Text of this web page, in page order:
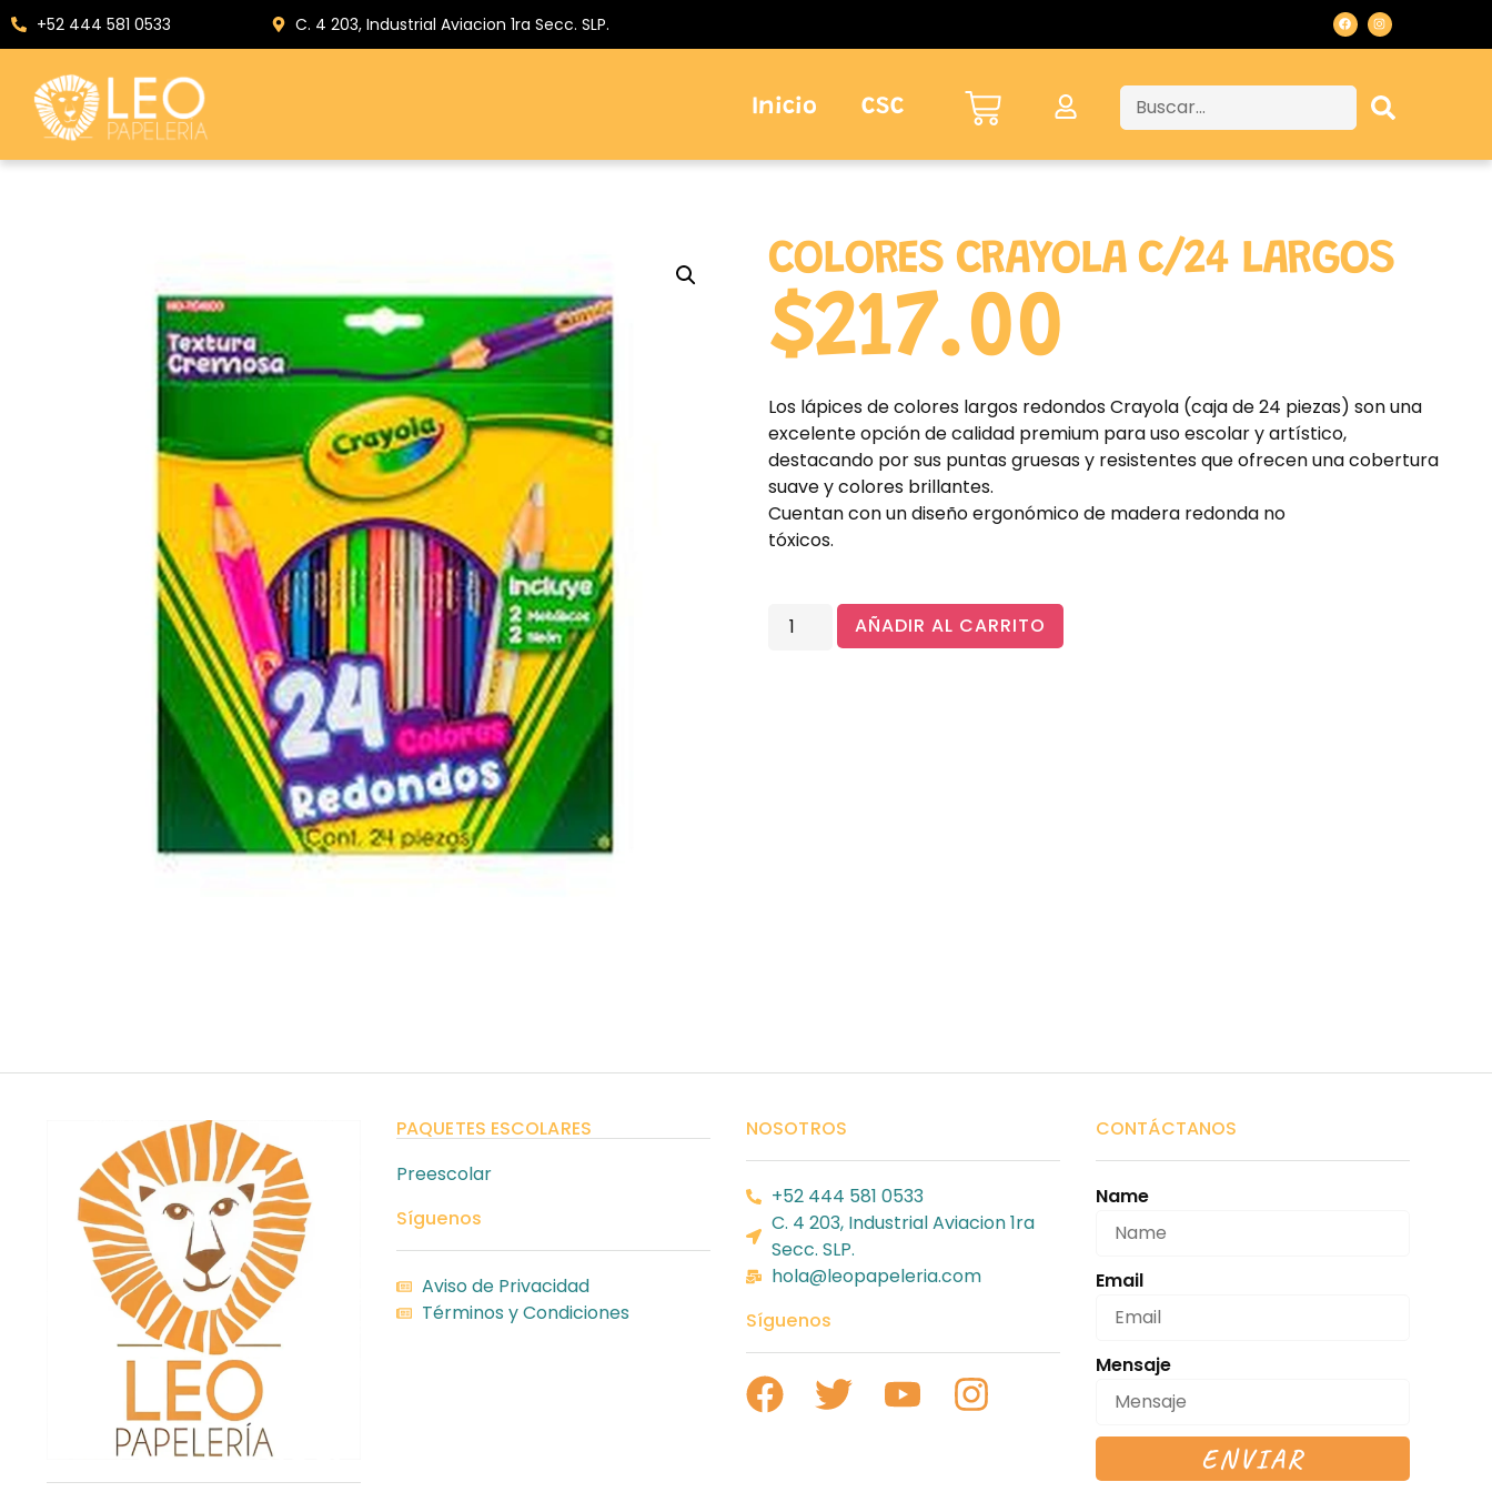
+52 444 581 0533 C. 4 203, Industrial Aviacion 1ra Secc. SLP.
Inicio CSC
COLORES CRAYOLA C/24 LARGOS
$217.00
Los lápices de colores largos redondos Crayola (caja de 24 piezas) son una
excelente opción de calidad premium para uso escolar y artístico,
destacando por sus puntas gruesas y resistentes que ofrecen una cobertura
suave y colores brillantes.
Cuentan con un diseño ergonómico de madera redonda no
tóxicos.
AÑADIR AL CARRITO
PAQUETES ESCOLARES
Preescolar
Síguenos
Aviso de Privacidad
Términos y Condiciones
NOSOTROS
+52 444 581 0533
C. 4 203, Industrial Aviacion 1ra
Secc. SLP.
hola@leopapeleria.com
Síguenos
CONTÁCTANOS
Name
Email
Mensaje
ENVIAR